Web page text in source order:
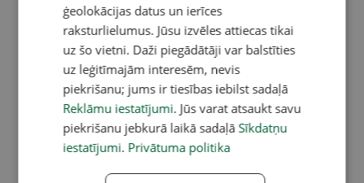
ģeolokācijas datus un ierīces
raksturlielumus. Jūsu izvēles attiecas tikai
uz šo vietni. Daži piegādātāji var balstīties
uz leģitīmajām interesēm, nevis
piekrišanu; jums ir tiesības iebilst sadaļā
Reklāmu iestatījumi. Jūs varat atsaukt savu
piekrišanu jebkurā laikā sadaļā Sīkdatņu
iestatījumi. Privātuma politika